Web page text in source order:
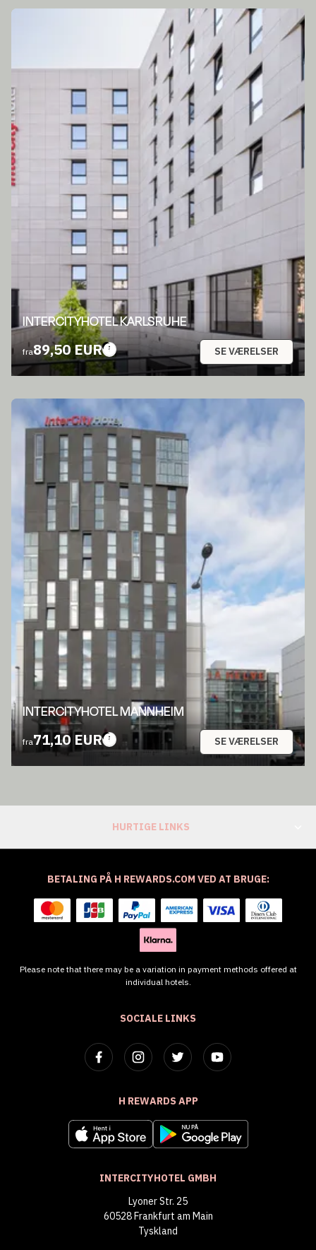
INTERCITYHOTEL KARLSRUHE
fra89,50 EUR SE VÆRELSER
INTERCITYHOTEL MANNHEIM
fra71,10 EUR SE VÆRELSER
HURTIGE LINKS
SOCIALE LINKS
H REWARDS APP
INTERCITYHOTEL GMBH
Lyoner Str. 25
60528 Frankfurt am Main
Tyskland
BETALING PÅ H REWARDS.COM VED AT BRUGE:
Please note that there may be a variation in payment methods offered at
individual hotels.